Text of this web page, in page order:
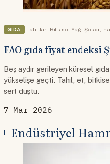
GIDA Tahıllar Bitkisel Yağ Şeker
FAO gıda fiyat endeksi
Beş aydır gerileyen küresel
yükselişe geçti. Tahıl, et,
sert düştü.
7 Mar 2026
Endüstriyel